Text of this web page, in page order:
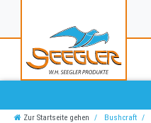
Zur Startseite gehen Bushcraft